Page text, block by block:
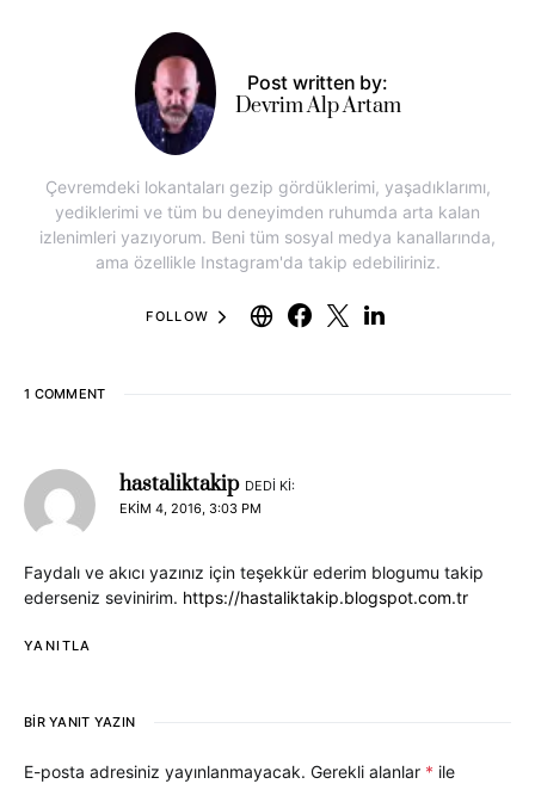
Post written by:
Devrim Alp Artam
Çevremdeki lokantaları gezip gördüklerimi, yaşadıklarımı,
yediklerimi ve tüm bu deneyimden ruhumda arta kalan
izlenimleri yazıyorum. Beni tüm sosyal medya kanallarında,
ama özellikle Instagram'da takip edebiliriniz.
FOLLOW
1 COMMENT
hastaliktakip DEDI KI:
EKIM 4, 2016, 3:03 PM
Faydalı ve akıcı yazınız için teşekkür ederim blogumu takip
ederseniz sevinirim. https://hastaliktakip.blogspot.com.tr
YANITLA
BIR YANIT YAZIN
E-posta adresiniz yayınlanmayacak. Gerekli alanlar * ile